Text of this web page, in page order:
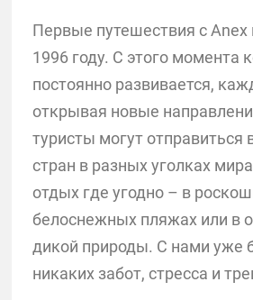
Первые путешествия с Anex
1996 году. С этого момента
постоянно развивается,
открывая новые
туристы могут отправиться
стран в разных уголках
отдых где угодно – в
белоснежных пляжах или в
дикой природы. С нами уже
никаких забот, стресса и